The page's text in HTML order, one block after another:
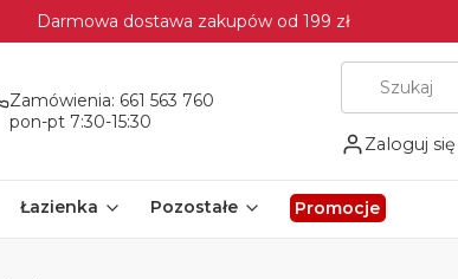
Darmowa dostawa zakupów od 199 zł
Zamówienia: 661 563 760
pon-pt 7:30-15:30
Zaloguj się
Łazienka Pozostałe Promocje